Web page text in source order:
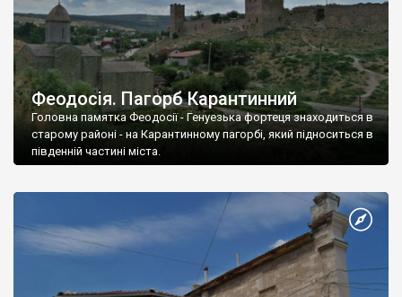
Феодосія. Пагорб Карантинний
Головна памятка Феодосії - Генуезька фортеця знаходиться в
старому районі - на Карантинному пагорбі, який підноситься в
південній частині міста.